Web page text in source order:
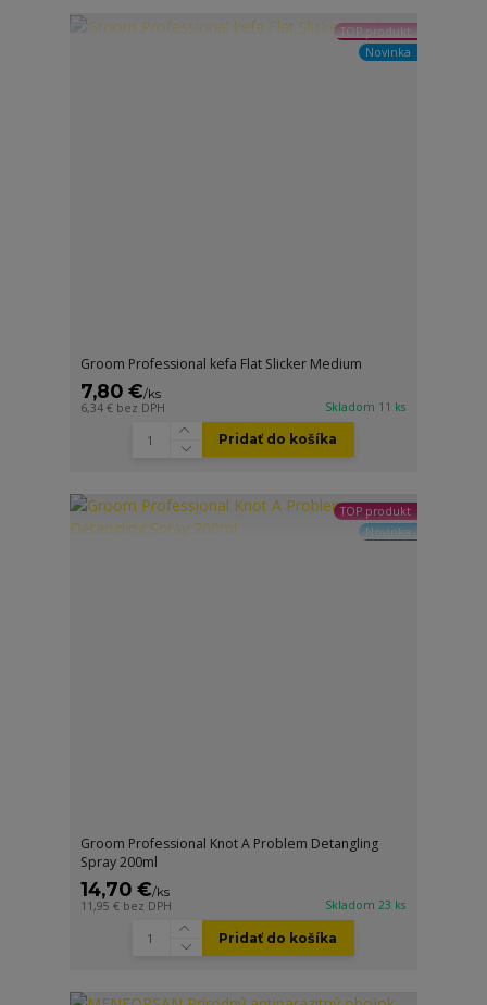
TOP produkt
Novinka
Groom Professional kefa Flat Slicker Medium
7,80 €/ks
6,34 € bez DPH Skladom 11 ks
Pridať do košíka
TOP produkt
Novinka
Groom Professional Knot A Problem Detangling
Spray 200ml
14,70 €/ks
11,95 € bez DPH Skladom 23 ks
Pridať do košíka